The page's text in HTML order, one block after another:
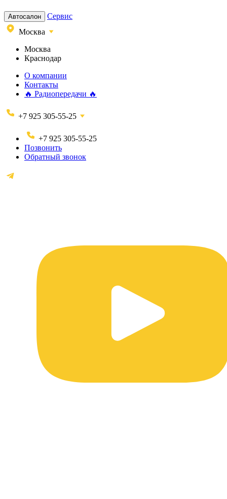
Автосалон
Сервис
Москва
Москва
Краснодар
О компании
Контакты
🔥 Радиопередачи 🔥
+7 925 305-55-25
+7 925 305-55-25
Позвонить
Обратный звонок